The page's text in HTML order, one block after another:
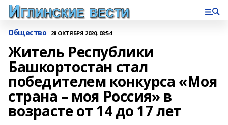
Общество 28 ОКТЯБРЯ 2020, 08:54
Житель Республики
Башкортостан стал
победителем конкурса «Моя
страна – моя Россия» в
возрасте от 14 до 17 лет